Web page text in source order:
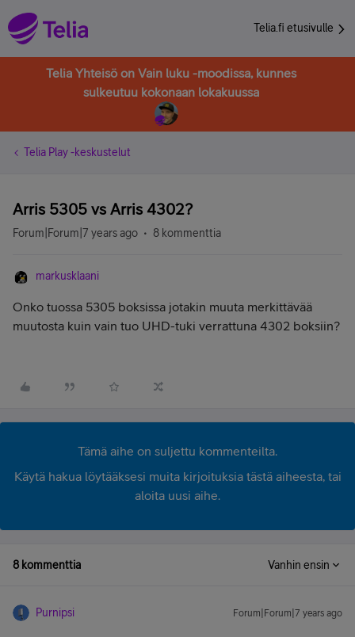
Telia.fi etusivulle
Telia Yhteisö on Vain luku -moodissa, kunnes
sulkeutuu kokonaan lokakuussa
Telia Play -keskustelut
Arris 5305 vs Arris 4302?
Forum|Forum|7 years ago 8 kommenttia
markusklaani
Onko tuossa 5305 boksissa jotakin muuta merkittävää
muutosta kuin vain tuo UHD-tuki verrattuna 4302 boksiin?
Tämä aihe on suljettu kommenteilta.
Käytä hakua löytääksesi muita kirjoituksia tästä aiheesta, tai
aloita uusi aihe.
8 kommenttia Vanhin ensin
Purnipsi Forum|Forum|7 years ago